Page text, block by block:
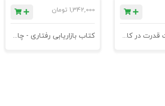
کتاب مدیریت قدرت در کاروکسب
1,342,000 تومان
کتاب بازاریابی رفتاری - چاپ سوم